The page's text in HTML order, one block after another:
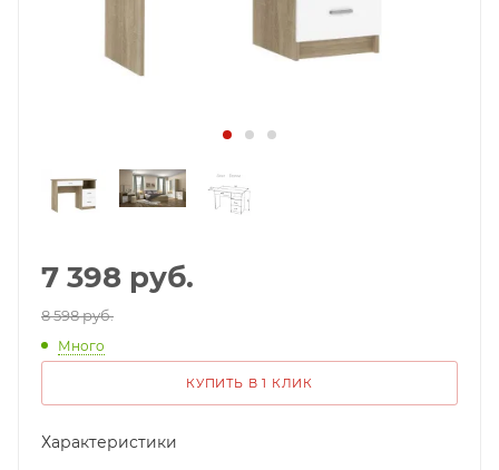
7 398 руб.
8 598 руб.
Много
КУПИТЬ В 1 КЛИК
Характеристики